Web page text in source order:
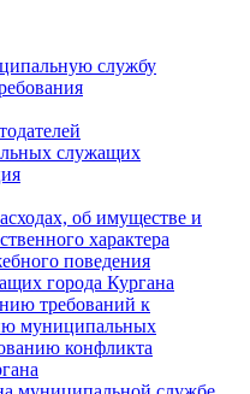
службу
служащих
об имуществе и
характера
поведения
города Кургана
требований к
муниципальных
конфликта